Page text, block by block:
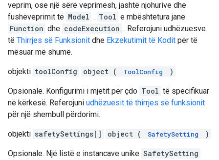
veprim, ose një sërë veprimesh, jashtë njohurive dhe
fushëveprimit të Model . Tool e mbështetura janë
Function dhe codeExecution . Referojuni udhëzuesve
të Thirrjes së Funksionit dhe Ekzekutimit të Kodit për të
mësuar më shumë.
objekti toolConfig object ( ToolConfig )
Opsionale. Konfigurimi i mjetit për çdo Tool të specifikuar
në kërkesë. Referojuni udhëzuesit të thirrjes së funksionit
për një shembull përdorimi.
objekti safetySettings[] object ( SafetySetting )
Opsionale. Një listë e instancave unike SafetySetting